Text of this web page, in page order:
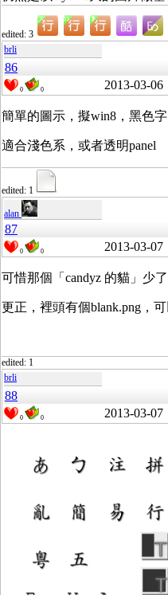
edited: 3
brli
86
0 0 2013-03-06
簡單的圖示，擬win8，黑色字
適合淺色系，或者透明panel
edited: 1
alan
87
0 0 2013-03-07
可惜那個「candyz 的貓」少
更正，裡頭有個blank.png，可
edited: 1
brli
88
0 0 2013-03-07